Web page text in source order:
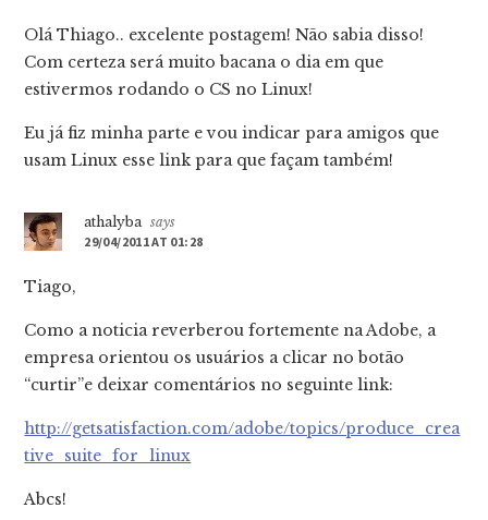
Olá Thiago.. excelente postagem! Não sabia disso!
Com certeza será muito bacana o dia em que
estivermos rodando o CS no Linux!
Eu já fiz minha parte e vou indicar para amigos que
usam Linux esse link para que façam também!
athalyba says
29/04/2011 AT 01:28
Tiago,
Como a noticia reverberou fortemente na Adobe, a
empresa orientou os usuários a clicar no botão
“curtir”e deixar comentários no seguinte link:
http://getsatisfaction.com/adobe/topics/produce_crea
tive_suite_for_linux
Abcs!